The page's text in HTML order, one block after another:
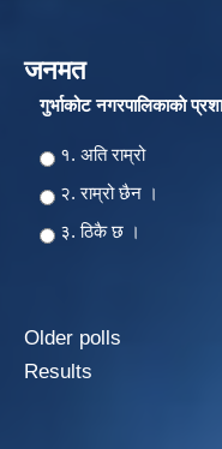
जनमत
गुर्भाकोट नगरपालिकाकाे
Choices
१. अति राम्रो
२‍‍. राम्रो छैन ।
३. ठिकै छ ।
Older polls
Results